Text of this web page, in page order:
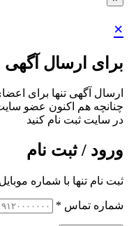
×
برای ارسال آگهی
ارسال آگهی تنها برای
چنانچه هم‌ اکنون عضو
در سایت ثبت نام کنید
ورود / ثبت نام
ثبت نام تنها با شماره
شماره تماس *